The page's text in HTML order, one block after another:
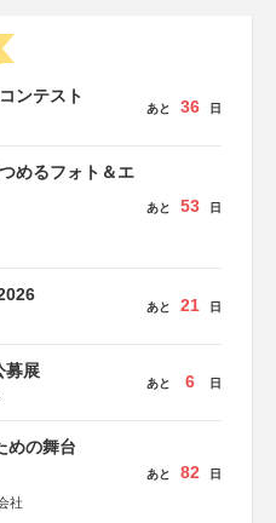
ンテスト
あと 36 日
めるフォト＆エ
あと 53 日
あと 21 日
募展
あと 6 日
めの舞台
社
あと 82 日